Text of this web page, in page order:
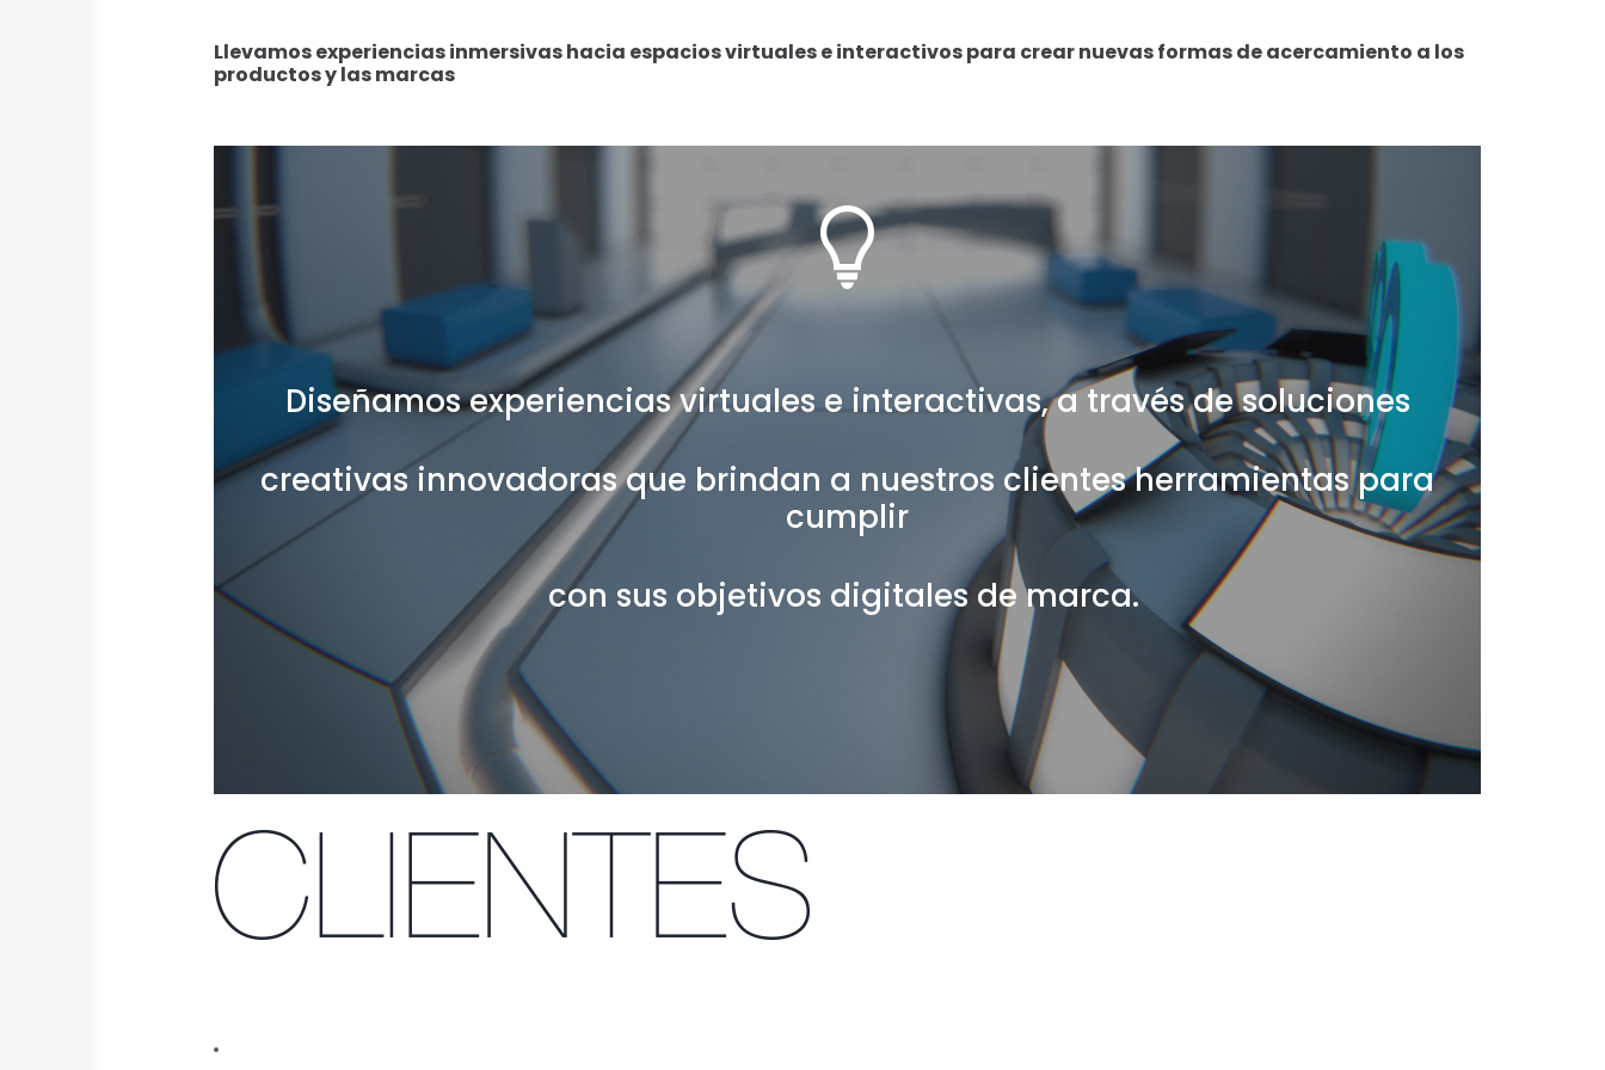
Llevamos experiencias inmersivas hacia espacios virtuales e interactivos para crear nuevas formas de acercamiento a los
productos y las marcas
Diseñamos experiencias virtuales e interactivas, a través de soluciones
creativas innovadoras que brindan a nuestros clientes herramientas para
cumplir
con sus objetivos digitales de marca.